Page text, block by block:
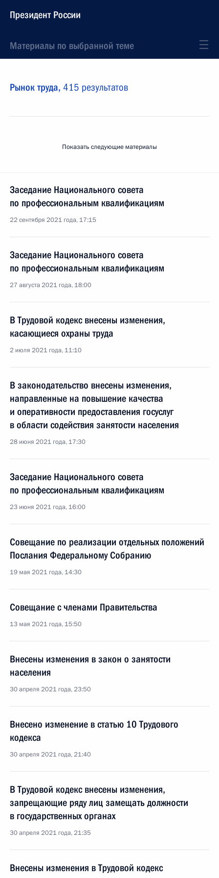
Президент России
Материалы по выбранной теме
Рынок труда, 415 результатов
Показать следующие материалы
Заседание Национального совета
по профессиональным квалификациям
22 сентября 2021 года, 17:15
Заседание Национального совета
по профессиональным квалификациям
27 августа 2021 года, 18:00
В Трудовой кодекс внесены изменения,
касающиеся охраны труда
2 июля 2021 года, 11:10
В законодательство внесены изменения,
направленные на повышение качества
и оперативности предоставления госуслуг
в области содействия занятости населения
28 июня 2021 года, 17:30
Заседание Национального совета
по профессиональным квалификациям
23 июня 2021 года, 16:00
Совещание по реализации отдельных положений
Послания Федеральному Собранию
19 мая 2021 года, 14:30
Совещание с членами Правительства
13 мая 2021 года, 15:50
Внесены изменения в закон о занятости
населения
30 апреля 2021 года, 23:50
Внесено изменение в статью 10 Трудового
кодекса
30 апреля 2021 года, 21:40
В Трудовой кодекс внесены изменения,
запрещающие ряду лиц замещать должности
в государственных органах
30 апреля 2021 года, 21:35
Внесены изменения в Трудовой кодекс